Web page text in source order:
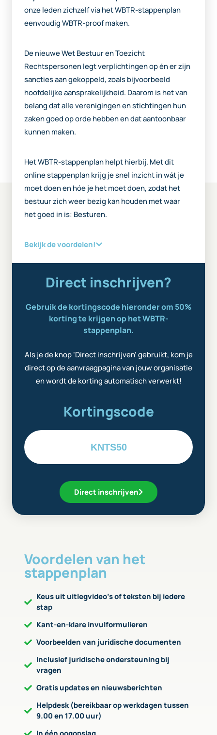
onze leden zichzelf via het WBTR-stappenplan
eenvoudig WBTR-proof maken.
De nieuwe Wet Bestuur en Toezicht
Rechtspersonen legt verplichtingen op én er zijn
sancties aan gekoppeld, zoals bijvoorbeeld
hoofdelijke aansprakelijkheid. Daarom is het van
belang dat alle verenigingen en stichtingen hun
zaken goed op orde hebben en dat aantoonbaar
kunnen maken.
Het WBTR-stappenplan helpt hierbij. Met dit
online stappenplan krijg je snel inzicht in wát je
moet doen en hóe je het moet doen, zodat het
bestuur zich weer bezig kan houden met waar
het goed in is: Besturen.
Bekijk de voordelen!
Direct inschrijven?
Gebruik de kortingscode hieronder om 50%
korting te krijgen op het WBTR-
stappenplan.
Als je de knop ‘Direct inschrijven’ gebruikt, kom je
direct op de aanvraagpagina van jouw organisatie
en wordt de korting automatisch verwerkt!
Kortingscode
KNTS50
Direct inschrijven
Voordelen van het
stappenplan
Keus uit uitlegvideo’s of teksten bij iedere
stap
Kant-en-klare invulformulieren
Voorbeelden van juridische documenten
Inclusief juridische ondersteuning bij
vragen
Gratis updates en nieuwsberichten
Helpdesk (bereikbaar op werkdagen tussen
9.00 en 17.00 uur)